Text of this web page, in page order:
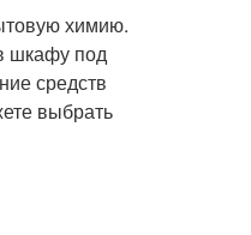
химию.
шкафу под
средств
выбрать